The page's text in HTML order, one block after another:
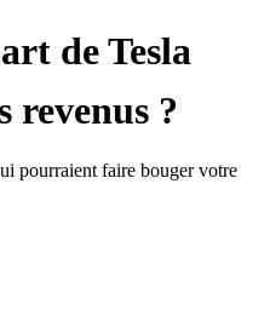
de Tesla
revenus ?
pourraient faire bouger votre